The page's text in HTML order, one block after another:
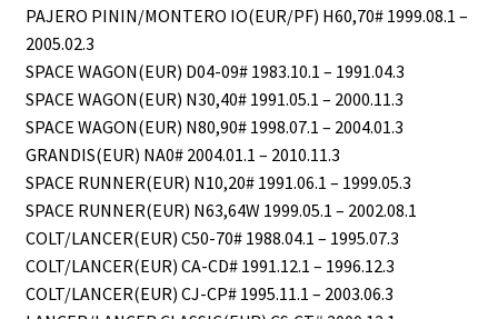
PAJERO PININ/MONTERO IO(EUR/PF) H60,70# 1999.08.1 –
2005.02.3
SPACE WAGON(EUR) D04-09# 1983.10.1 – 1991.04.3
SPACE WAGON(EUR) N30,40# 1991.05.1 – 2000.11.3
SPACE WAGON(EUR) N80,90# 1998.07.1 – 2004.01.3
GRANDIS(EUR) NA0# 2004.01.1 – 2010.11.3
SPACE RUNNER(EUR) N10,20# 1991.06.1 – 1999.05.3
SPACE RUNNER(EUR) N63,64W 1999.05.1 – 2002.08.1
COLT/LANCER(EUR) C50-70# 1988.04.1 – 1995.07.3
COLT/LANCER(EUR) CA-CD# 1991.12.1 – 1996.12.3
COLT/LANCER(EUR) CJ-CP# 1995.11.1 – 2003.06.3